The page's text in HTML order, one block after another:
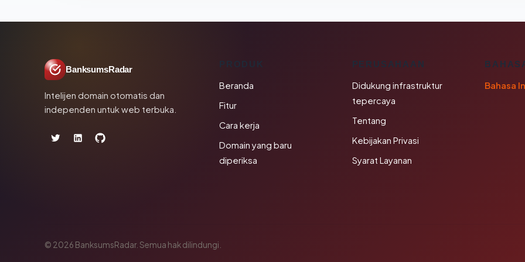
BanksumsRadar
Intelijen domain otomatis dan
independen untuk web terbuka.
Beranda
Fitur
Cara kerja
Domain yang baru
diperiksa
PERUSAHAAN
Didukung infrastruktur
tepercaya
Tentang
Kebijakan Privasi
Syarat Layanan
Bahasa
© 2026 BanksumsRadar. Semua hak dilindungi.